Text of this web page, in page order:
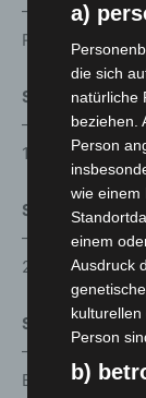
– Freitag, 10-12
Ronnenberg,
Seelze
– Montag,
13-16 Uhr
Sehnde
– Montag bis
27
Springe
– Montag bis
Burg 4
a)
die sich
natürliche
beziehen.
Person
wie einem
einem
Ausdruck
Person
b)